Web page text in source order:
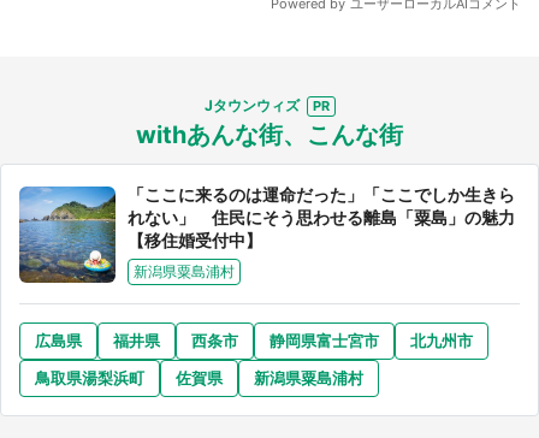
Jタウンウィズ
withあんな街、こんな街
「ここに来るのは運命だった」「ここでしか生きら
れない」 住民にそう思わせる離島「粟島」の魅力
【移住婚受付中】
新潟県粟島浦村
広島県 福井県 西条市 静岡県富士宮市
北九州市
鳥取県湯梨浜町
佐賀県 新潟県粟島浦村